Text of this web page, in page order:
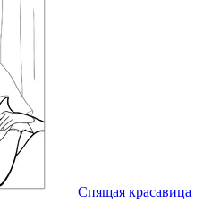
Спящая красавица